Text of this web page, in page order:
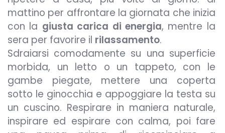
mattino per affrontare la giornata che inizia
con la giusta carica di energia, mentre la
sera per favorire il rilassamento.
Sdraiarsi comodamente su una superficie
morbida, un letto o un tappeto, con le
gambe piegate, mettere una coperta
sotto le ginocchia e appoggiare la testa su
un cuscino. Respirare in maniera naturale,
inspirare ed espirare con calma, poi fare